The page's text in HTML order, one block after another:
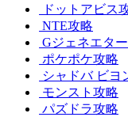
ドットアビス
NTE攻略
Gジェネエタ
ポケポケ攻略
シャドバ ビヨ
モンスト攻略
パズドラ攻略